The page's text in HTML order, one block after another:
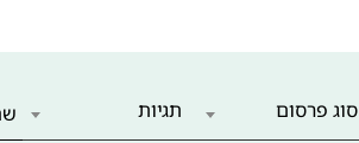
סוג פרסום תגיות